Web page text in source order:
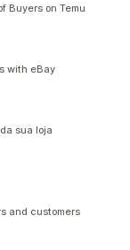
Buyers on Temu
with eBay
sua loja
and customers